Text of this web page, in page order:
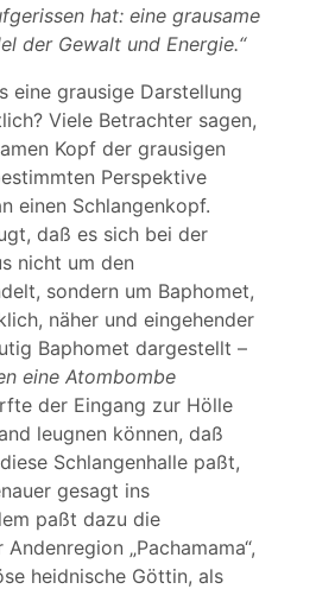
hat: eine grausame
der Gewalt und Energie.“
eine grausige Darstellung
Viele Betrachter sagen,
Kopf der grausigen
Perspektive
einen Schlangenkopf.
daß es sich bei der
nicht um den
sondern um Baphomet,
näher und eingehender
Baphomet dargestellt –
eine Atombombe
der Eingang zur Hölle
leugnen können, daß
Schlangenhalle paßt,
gesagt ins
paßt dazu die
„Pachamama“,
heidnische Göttin, als